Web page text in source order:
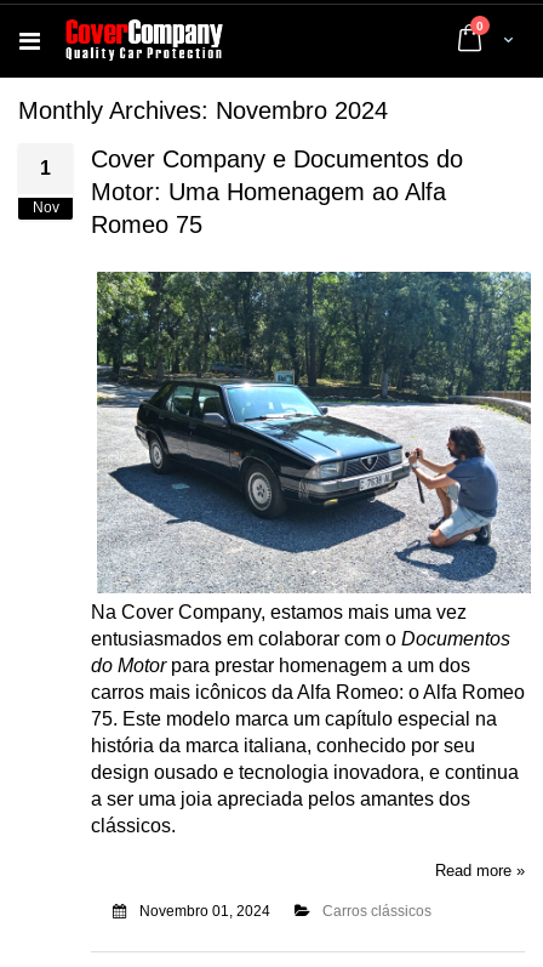
Cart
0 artigos
Monthly Archives: Novembro 2024
1
Nov
Cover Company e Documentos do
Motor: Uma Homenagem ao Alfa
Romeo 75
Na Cover Company, estamos mais uma vez
entusiasmados em colaborar com o Documentos
do Motorpara prestar homenagem a um dos
carros mais icônicos da Alfa Romeo: o Alfa Romeo
75. Este modelo marca um capítulo especial na
história da marca italiana, conhecido por seu
design ousado e tecnologia inovadora, e continua
a ser uma joia apreciada pelos amantes dos
clássicos.
Read more »
Novembro 01, 2024 Carros clássicos